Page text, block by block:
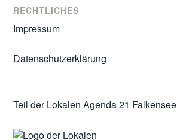
RECHTLICHES
Impressum
Datenschutzerklärung
Teil der Lokalen Agenda 21 Falkensee